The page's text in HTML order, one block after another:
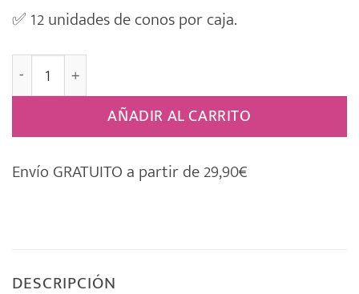
✅ 12 unidades de conos por caja.
Conos de Incienso Satya [NAG CHAMPA] cantidad
AÑADIR AL CARRITO
Envío GRATUITO a partir de 29,90€
DESCRIPCIÓN